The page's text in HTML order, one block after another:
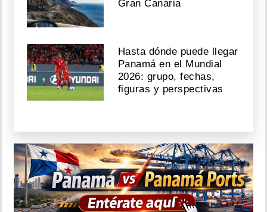
Gran Canaria
Hasta dónde puede llegar
Panamá en el Mundial
2026: grupo, fechas,
figuras y perspectivas